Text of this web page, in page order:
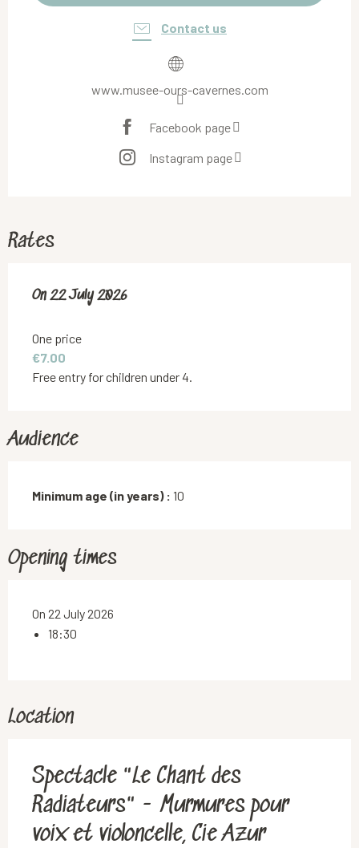
Contact us
www.musee-ours-cavernes.com
Facebook page
Instagram page
Rates
On22 July 2026
On22 July 2026
One price
€7.00
Free entry for children under 4.
Audience
Minimum age (in years) : 10
Opening times
On 22 July 2026
18:30
Location
Spectacle "Le Chant des
Radiateurs" - Murmures pour
voix et violoncelle, Cie Azur